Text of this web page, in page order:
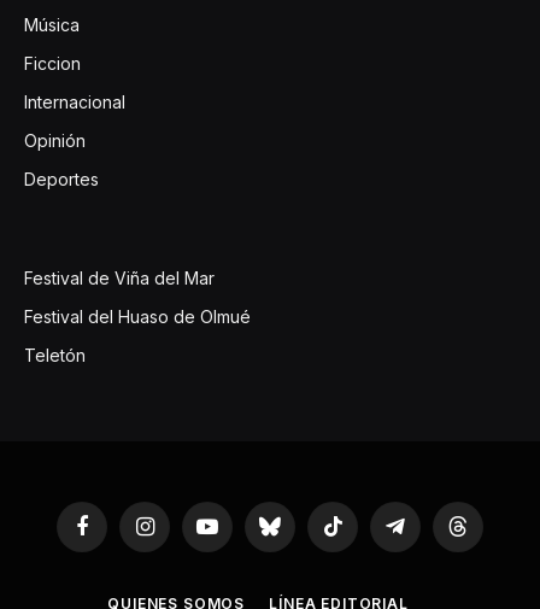
Música
Ficcion
Internacional
Opinión
Deportes
Festival de Viña del Mar
Festival del Huaso de Olmué
Teletón
FacebookInstagramYouTubeBluesky TikTok TelegramThreads
QUIENES SOMOS LÍNEA EDITORIAL